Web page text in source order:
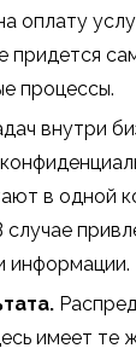
оплату
придется
процессы.
внутри
в одной
информации.
имеет те